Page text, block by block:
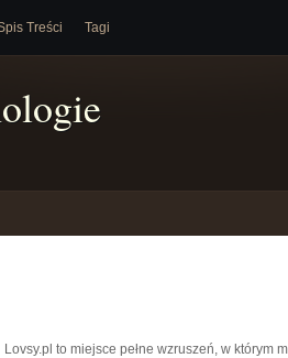
Treści Tagi
Lovsy.pl to miejsce pełne wzruszeń, w którym